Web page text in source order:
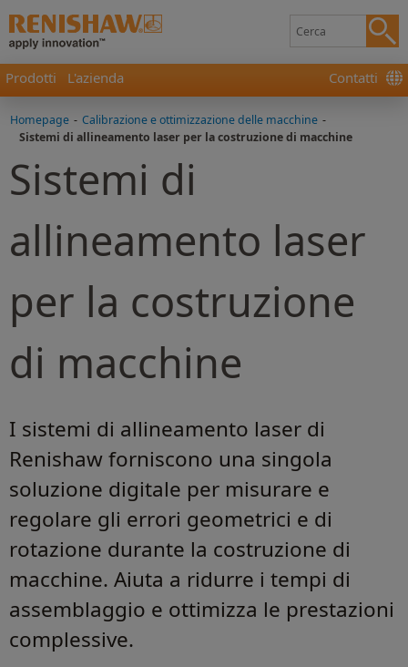
Prodotti L'azienda Contatti
Homepage - Calibrazione e ottimizzazione delle macchine -
Sistemi di allineamento laser per la costruzione di macchine
Sistemi di
allineamento laser
per la costruzione
di macchine
I sistemi di allineamento laser di
Renishaw forniscono una singola
soluzione digitale per misurare e
regolare gli errori geometrici e di
rotazione durante la costruzione di
macchine. Aiuta a ridurre i tempi di
assemblaggio e ottimizza le prestazioni
complessive.